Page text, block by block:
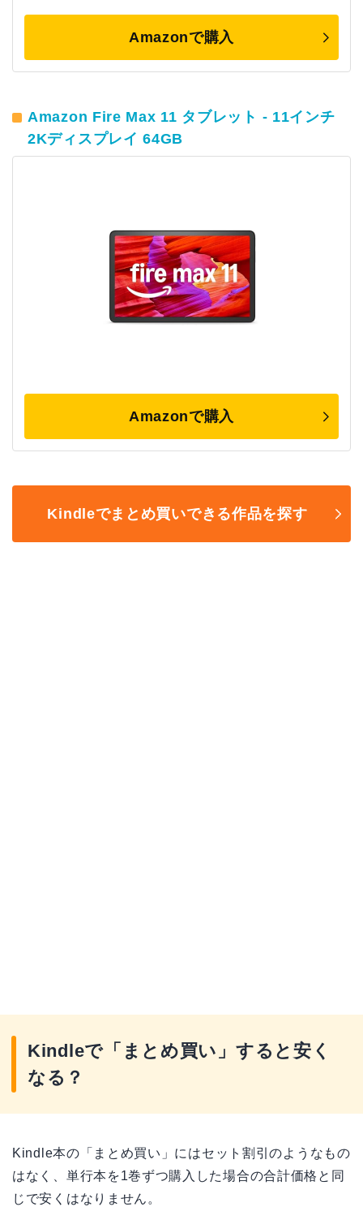
Amazonで購入
Amazon Fire Max 11 タブレット - 11インチ
2Kディスプレイ 64GB
Amazonで購入
Kindleでまとめ買いできる作品を探す
Kindleで「まとめ買い」すると安く
なる？
Kindle本の「まとめ買い」にはセット割引のようなもの
はなく、単行本を1巻ずつ購入した場合の合計価格と同
じで安くはなりません。